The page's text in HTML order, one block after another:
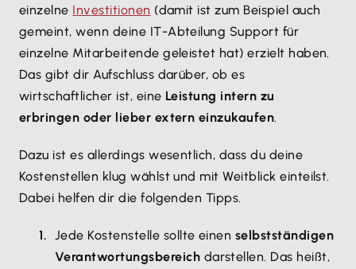
einzelne Investitionen (damit ist zum Beispiel auch
gemeint, wenn deine IT-Abteilung Support für
einzelne Mitarbeitende geleistet hat) erzielt haben.
Das gibt dir Aufschluss darüber, ob es
wirtschaftlicher ist, eine Leistung intern zu
erbringen oder lieber extern einzukaufen.
Dazu ist es allerdings wesentlich, dass du deine
Kostenstellen klug wählst und mit Weitblick einteilst.
Dabei helfen dir die folgenden Tipps.
Jede Kostenstelle sollte einen selbstständigen
Verantwortungsbereich darstellen. Das heißt,